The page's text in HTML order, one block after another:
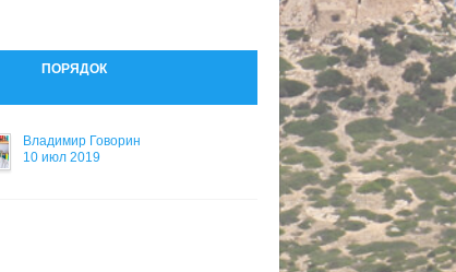
ПОРЯДОК
Владимир Говорин
10 июл 2019